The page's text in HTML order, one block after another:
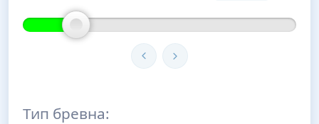
Тип бревна: